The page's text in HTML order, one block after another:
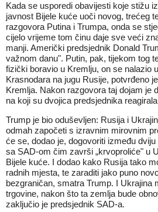
Kada se usporedi obavijesti koje stižu
javnost Bijele kuće uoči novog, trećeg
razgovora Putina i Trumpa, onda se
cijelo vrijeme tom činu daje sve veći
manji. Američki predsjednik Donald
važnom danu". Putin, pak, tijekom tog
fizički boravio u Kremlju, on se nalazio
Krasnodara na jugu Rusije, potvrđeno
Kremlja. Nakon razgovora taj dojam je
na koji su dvojica predsjednika
Trump je bio oduševljen: Rusija i
odmah započeti s izravnim mirovnim
će se, dodao je, dogovoriti između
sa SAD-om čim završi „krvoproliće" u
Bijele kuće. I dodao kako Rusija tako
radnih mjesta, te zaraditi jako puno
bezgraničan, smatra Trump. I Ukrajina
trgovine, nakon što ta zemlja bude
zaključio je predsjednik SAD-a.